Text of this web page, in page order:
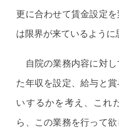
更に合わせて賃金設定
は限界が来ているように
自院の業務内容に対し
た年収を設定、給与と
いするかを考え、これ
ら、この業務を行って